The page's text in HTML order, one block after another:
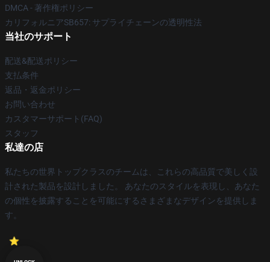
DMCA - 著作権ポリシー
カリフォルニアSB657: サプライチェーンの透明性法
当社のサポート
配送&配送ポリシー
支払条件
返品・返金ポリシー
お問い合わせ
カスタマーサポート(FAQ)
スタッフ
私達の店
私たちの世界トップクラスのチームは、これらの高品質で美しく設
計された製品を設計しました。 あなたのスタイルを表現し、あなた
の個性を披露することを可能にするさまざまなデザインを提供しま
す。